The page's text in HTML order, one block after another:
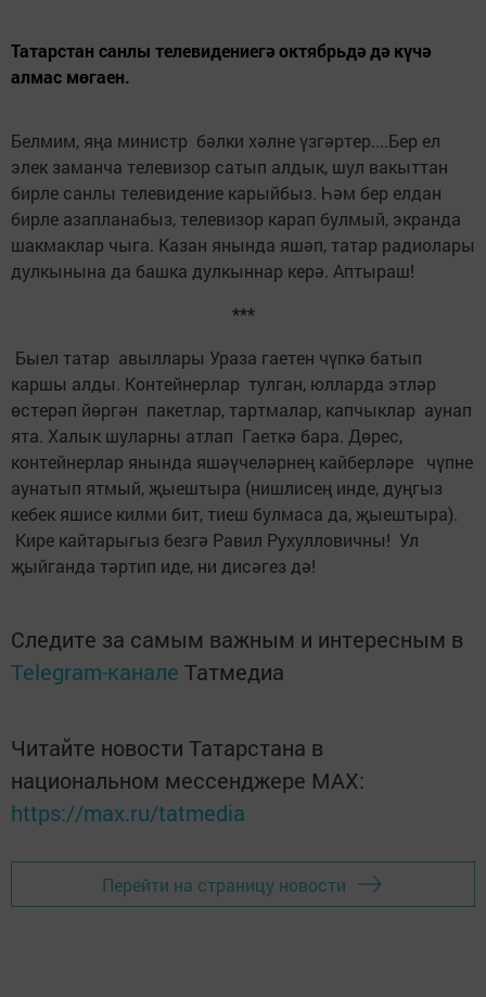
Татарстан санлы телевидениегә октябрьдә дә күчә
алмас мөгаен.
Белмим, яңа министр бәлки хәлне үзгәртер....Бер ел
элек заманча телевизор сатып алдык, шул вакыттан
бирле санлы телевидение карыйбыз. Һәм бер елдан
бирле азапланабыз, телевизор карап булмый, экранда
шакмаклар чыга. Казан янында яшәп, татар радиолары
дулкынына да башка дулкыннар керә. Аптыраш!
***
Быел татар авыллары Ураза гаетен чүпкә батып
каршы алды. Контейнерлар тулган, юлларда этләр
өстерәп йөргән пакетлар, тартмалар, капчыклар аунап
ята. Халык шуларны атлап Гаеткә бара. Дөрес,
контейнерлар янында яшәүчеләрнең кайберләре чүпне
аунатып ятмый, җыештыра (нишлисең инде, дуңгыз
кебек яшисе килми бит, тиеш булмаса да, җыештыра).
Кире кайтарыгыз безгә Равил Рухулловичны! Ул
җыйганда тәртип иде, ни дисәгез дә!
Следите за самым важным и интересным в
Telegram-канале Татмедиа
Читайте новости Татарстана в
национальном мессенджере MАХ:
https://max.ru/tatmedia
Перейти на страницу новости